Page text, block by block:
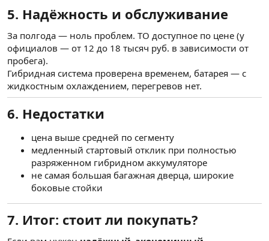
5. Надёжность и обслуживание
За полгода — ноль проблем. ТО доступное по цене (у
официалов — от 12 до 18 тысяч руб. в зависимости от
пробега).
Гибридная система проверена временем, батарея — с
жидкостным охлаждением, перегревов нет.
6. Недостатки
цена выше средней по сегменту
медленный стартовый отклик при полностью
разряженном гибридном аккумуляторе
не самая большая багажная дверца, широкие
боковые стойки
7. Итог: стоит ли покупать?